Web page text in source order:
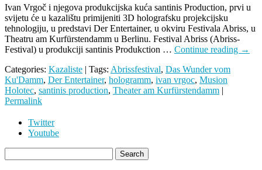
Ivan Vrgoč i njegova produkcijska kuća santinis Production, prvi u
svijetu će u kazalištu primijeniti 3D holografsku projekcijsku
tehnologiju, u predstavi Der Entertainer, u okviru Festivala Abriss, u
Theatru am Kurfürstendamm u Berlinu. Festival Abriss (Abriss-
Festival) u produkciji santinis Produkction … Continue reading →
Categories: Kazaliste | Tags: Abrissfestival, Das Wunder vom
Ku'Damm, Der Entertainer, hologramm, ivan vrgoc, Musion
Holotec, santinis production, Theater am Kurfürstendamm |
Permalink
Twitter
Youtube